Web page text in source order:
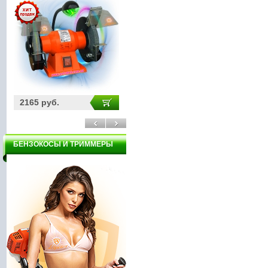
5900 руб.
БЕНЗОКОСЫ И ТРИММЕРЫ